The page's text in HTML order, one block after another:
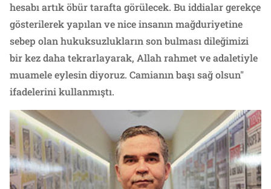
hesabı artık öbür tarafta görülecek. Bu iddialar gerekçe
gösterilerek yapılan ve nice insanın mağduriyetine
sebep olan hukuksuzlukların son bulması dileğimizi
bir kez daha tekrarlayarak, Allah rahmet ve adaletiyle
muamele eylesin diyoruz. Camianın başı sağ olsun"
ifadelerini kullanmıştı.